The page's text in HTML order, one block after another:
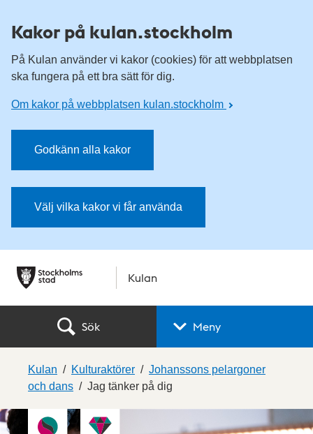
Kakor på kulan.stockholm
På Kulan använder vi kakor (cookies) för att webbplatsen
ska fungera på ett bra sätt för dig.
Om kakor på webbplatsen kulan.stockholm
Godkänn alla kakor
Välj vilka kakor vi får använda
Kulan
Sök Meny
Kulan Kulturaktörer
Johanssons pelargoner
och dans
Jag tänker på dig